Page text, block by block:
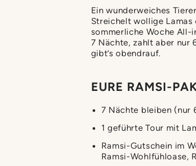
Ein wunderweiches
Streichelt wollige Lamas
sommerliche Woche
7 Nächte, zahlt aber nur
gibt’s obendrauf.
EURE RAMSI-
7 Nächte bleiben (nur
1 geführte Tour mit
Ramsi-Gutschein im
Ramsi-Wohlfühloase,